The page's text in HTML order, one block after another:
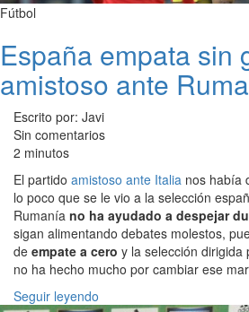
Fútbol
España empata sin
amistoso ante
Escrito por: Javi
Sin comentarios
2 minutos
El partido amistoso ante Italia nos había
lo poco que se le vio a la selección
Rumanía no ha ayudado a despejar
sigan alimentando debates molestos,
de empate a cero y la selección dirigida
no ha hecho mucho por cambiar ese
Seguir leyendo